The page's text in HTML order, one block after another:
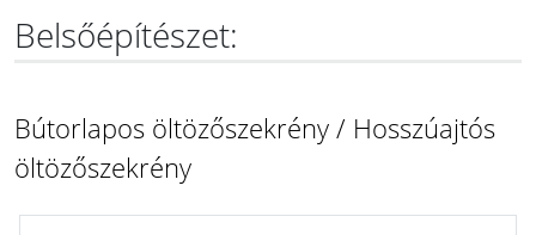
Belsőépítészet:
Bútorlapos öltözőszekrény / Hosszúajtós
öltözőszekrény